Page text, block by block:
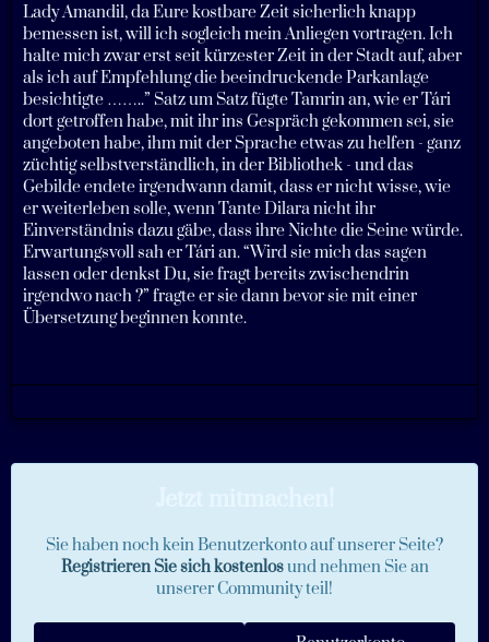
Lady Amandil, da Eure kostbare Zeit sicherlich knapp
bemessen ist, will ich sogleich mein Anliegen vortragen. Ich
halte mich zwar erst seit kürzester Zeit in der Stadt auf, aber
als ich auf Empfehlung die beeindruckende Parkanlage
besichtigte ……..” Satz um Satz fügte Tamrin an, wie er Tári
dort getroffen habe, mit ihr ins Gespräch gekommen sei, sie
angeboten habe, ihm mit der Sprache etwas zu helfen - ganz
züchtig selbstverständlich, in der Bibliothek - und das
Gebilde endete irgendwann damit, dass er nicht wisse, wie
er weiterleben solle, wenn Tante Dilara nicht ihr
Einverständnis dazu gäbe, dass ihre Nichte die Seine würde.
Erwartungsvoll sah er Tári an. “Wird sie mich das sagen
lassen oder denkst Du, sie fragt bereits zwischendrin
irgendwo nach ?” fragte er sie dann bevor sie mit einer
Übersetzung beginnen konnte.
Sie haben noch kein Benutzerkonto auf unserer Seite?
Registrieren Sie sich kostenlosund nehmen Sie an
unserer Community teil!